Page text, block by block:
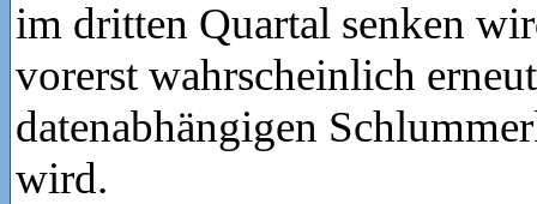
im dritten Quartal senken
vorerst wahrscheinlich
datenabhängigen
wird.